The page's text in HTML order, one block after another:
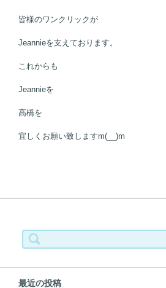
皆様のワンクリックが
Jeannieを支えております。
これからも
Jeannieを
高橋を
宜しくお願い致しますm(__)m
検索:
最近の投稿